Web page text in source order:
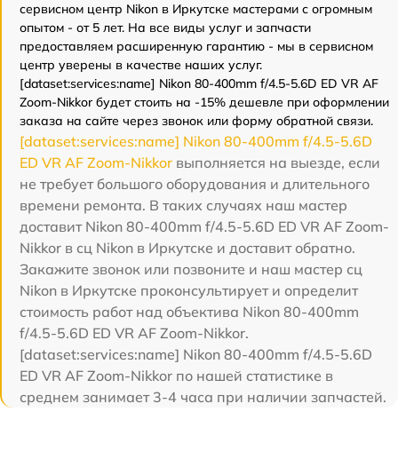
сервисном центр Nikon в Иркутске мастерами с огромным
опытом - от 5 лет. На все виды услуг и запчасти
предоставляем расширенную гарантию - мы в сервисном
центр уверены в качестве наших услуг.
[dataset:services:name] Nikon 80-400mm f/4.5-5.6D ED VR AF
Zoom-Nikkor будет стоить на -15% дешевле при оформлении
заказа на сайте через звонок или форму обратной связи.
[dataset:services:name] Nikon 80-400mm f/4.5-5.6D
ED VR AF Zoom-Nikkor выполняется на выезде, если
не требует большого оборудования и длительного
времени ремонта. В таких случаях наш мастер
доставит Nikon 80-400mm f/4.5-5.6D ED VR AF Zoom-
Nikkor в сц Nikon в Иркутске и доставит обратно.
Закажите звонок или позвоните и наш мастер сц
Nikon в Иркутске проконсультирует и определит
стоимость работ над объектива Nikon 80-400mm
f/4.5-5.6D ED VR AF Zoom-Nikkor.
[dataset:services:name] Nikon 80-400mm f/4.5-5.6D
ED VR AF Zoom-Nikkor по нашей статистике в
среднем занимает 3-4 часа при наличии запчастей.